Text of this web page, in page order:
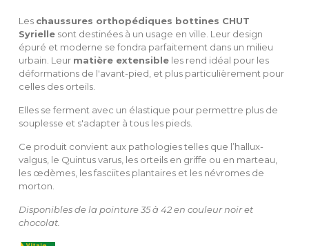
Les chaussures orthopédiques bottines CHUT
Syriellesont destinées à un usage en ville. Leur design
épuré et moderne se fondra parfaitement dans un milieu
urbain. Leur matière extensibleles rend idéal pour les
déformations de l'avant-pied, et plus particulièrement pour
celles des orteils.
Elles se ferment avec un élastique pour permettre plus de
souplesse et s'adapter à tous les pieds.
Ce produit convient aux pathologies telles que l’hallux-
valgus, le Quintus varus, les orteils en griffe ou en marteau,
les œdèmes, les fasciites plantaires et les névromes de
morton.
Disponibles de la pointure 35 à 42 en couleur noir et
chocolat.